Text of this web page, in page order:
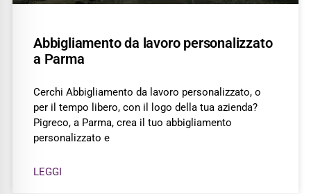
Abbigliamento da lavoro personalizzato
a Parma
Cerchi Abbigliamento da lavoro personalizzato, o
per il tempo libero, con il logo della tua azienda?
Pigreco, a Parma, crea il tuo abbigliamento
personalizzato e
LEGGI